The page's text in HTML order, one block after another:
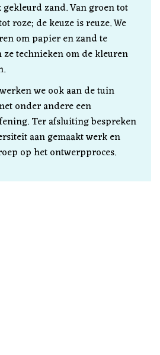
zand. Van groen tot
roze; de keuze is reuze. We
om papier en zand te
technieken om de kleuren
we ook aan de tuin
onder andere een
Ter afsluiting bespreken
aan gemaakt werk en
op het ontwerpproces.